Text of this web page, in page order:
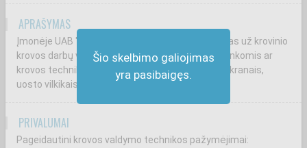
Šio skelbimo galiojimas
yra pasibaigęs.
APRAŠYMAS
Įmonėje UAB "Vakarų krova" Jūs būsite atsakingas už krovinio
krovos darbų vykdymą, su krova susijusį darbą rankomis ar
krovos technika – autopakrautuvais, portaliniais kranais,
uosto vilkikais.
PRIVALUMAI
Pageidautini krovos valdymo technikos pažymėjimai: